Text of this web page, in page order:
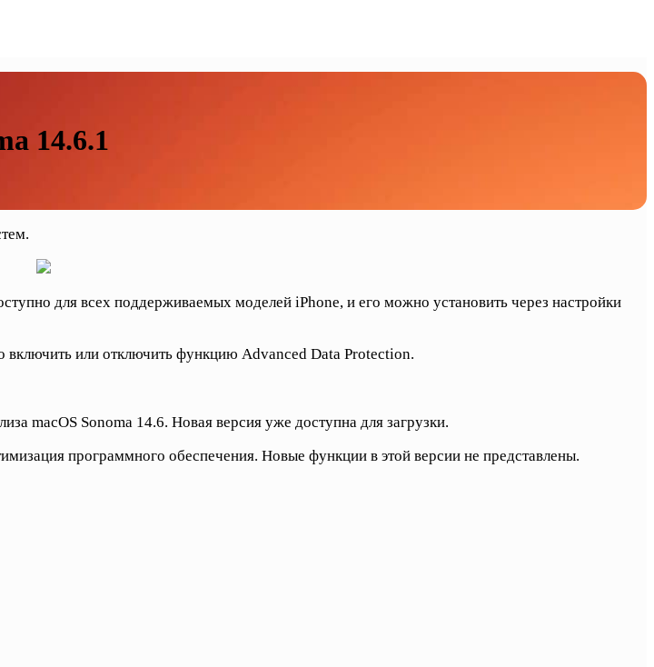
14.6.1
для всех поддерживаемых моделей iPhone, и его можно установить через настройки
включить или отключить функцию Advanced Data Protection.
macOS Sonoma 14.6. Новая версия уже доступна для загрузки.
программного обеспечения. Новые функции в этой версии не представлены.